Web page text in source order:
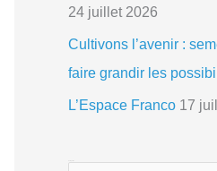
24 juillet 2026
Cultivons l’avenir :
faire grandir les
L’Espace Franco 17
i
e
s
s